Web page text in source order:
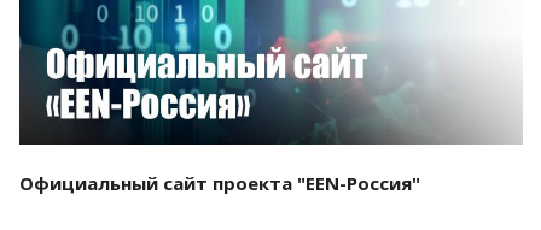
Официальный сайт проекта "EEN-Россия"